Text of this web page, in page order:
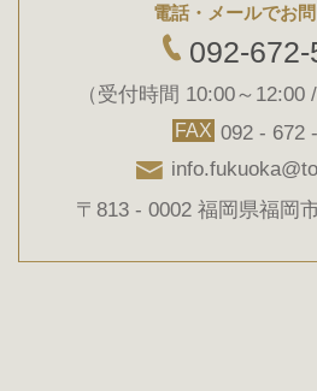
電話・メールでお
092-672-
（受付時間 10:00～12:00
FAX 092 - 672
〒813 - 0002 福岡県福岡